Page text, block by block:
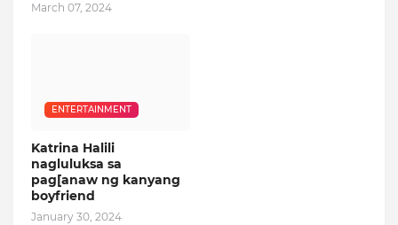
March 07, 2024
ENTERTAINMENT
Katrina Halili
nagluluksa sa
pag[anaw ng kanyang
boyfriend
January 30, 2024